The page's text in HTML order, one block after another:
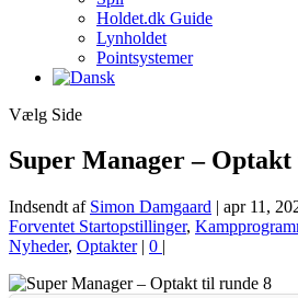
Holdet.dk Guide
Lynholdet
Pointsystemer
Vælg Side
Super Manager –
Indsendt af Simon Damgaard | apr 11,
Forventet Startopstillinger,
Nyheder, Optakter| 0 |